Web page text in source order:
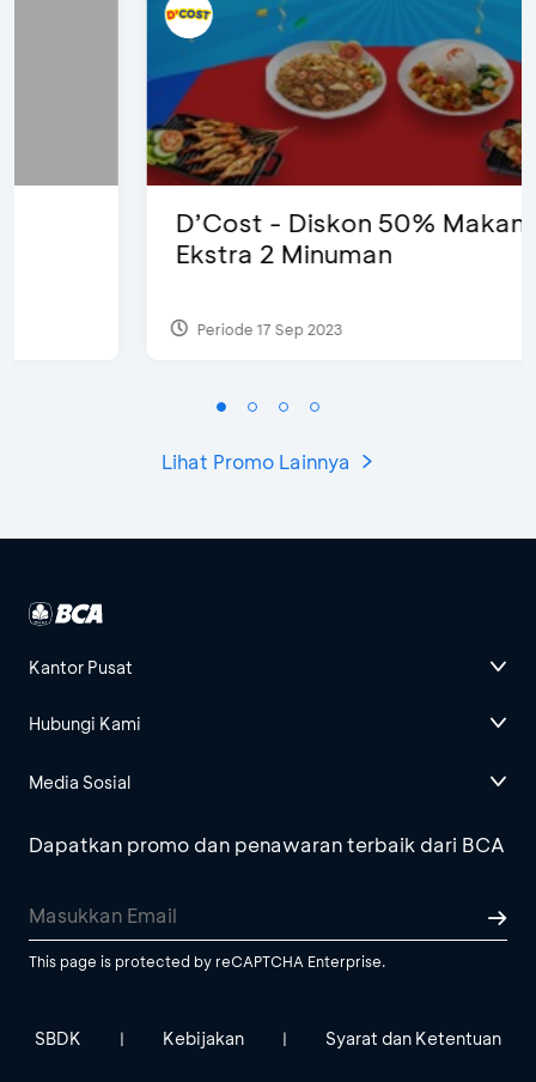
D’Cost - Diskon 50% Makanan &
Ekstra 2 Minuman
Periode 17 Sep 2023
Lihat Promo Lainnya
Kantor Pusat
Hubungi Kami
Media Sosial
Dapatkan promo dan penawaran terbaik dari BCA
This page is protected by reCAPTCHA Enterprise.
SBDK | Kebijakan | Syarat dan Ketentuan